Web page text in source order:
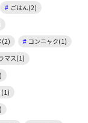
ごはん(2)
(2)
コンニャク(1)
マス(1)
(1)